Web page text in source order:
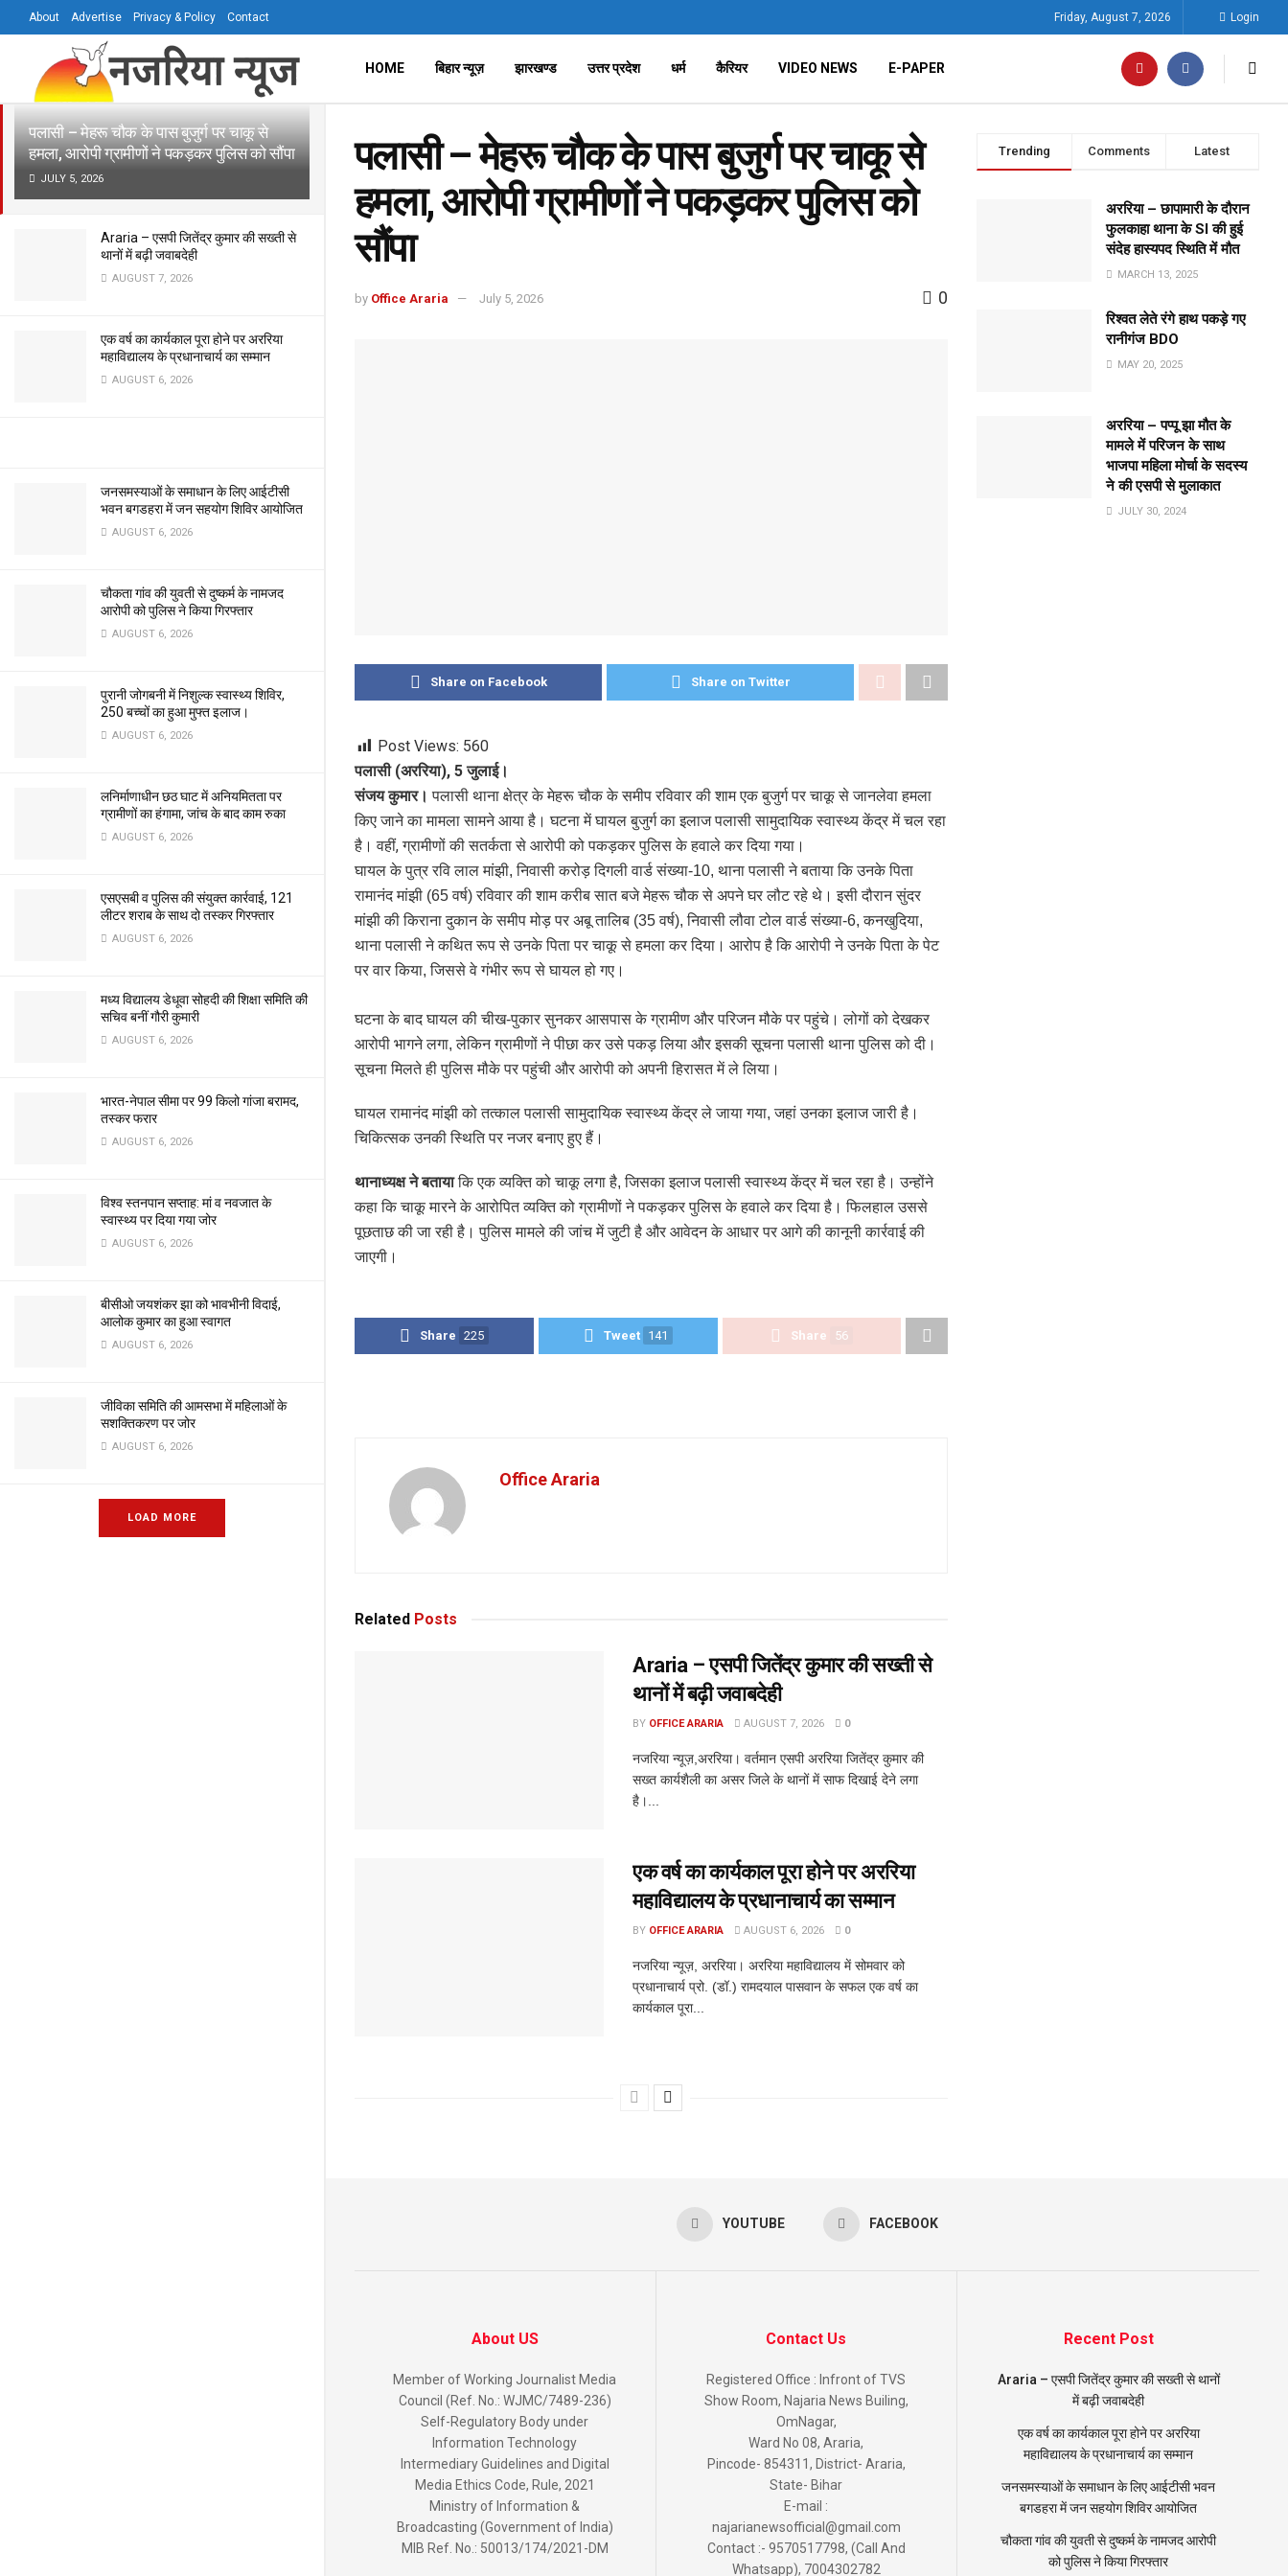
LATEST TRENDING Filter
पलासी – मेहरू चौक के पास बुजुर्ग पर चाकू से
हमला, आरोपी ग्रामीणों ने पकड़कर पुलिस को सौंपा
JULY 5, 2026
Araria – एसपी जितेंद्र कुमार की सख्ती से
थानों में बढ़ी जवाबदेही
AUGUST 7, 2026
एक वर्ष का कार्यकाल पूरा होने पर अररिया
महाविद्यालय के प्रधानाचार्य का सम्मान
AUGUST 6, 2026
जनसमस्याओं के समाधान के लिए आईटीसी
भवन बगडहरा में जन सहयोग शिविर आयोजित
AUGUST 6, 2026
चौकता गांव की युवती से दुष्कर्म के नामजद
आरोपी को पुलिस ने किया गिरफ्तार
AUGUST 6, 2026
पुरानी जोगबनी में निशुल्क स्वास्थ्य शिविर,
250 बच्चों का हुआ मुफ्त इलाज।
AUGUST 6, 2026
लनिर्माणाधीन छठ घाट में अनियमितता पर
ग्रामीणों का हंगामा, जांच के बाद काम रुका
AUGUST 6, 2026
एसएसबी व पुलिस की संयुक्त कार्रवाई, 121
लीटर शराब के साथ दो तस्कर गिरफ्तार
AUGUST 6, 2026
मध्य विद्यालय डेधूवा सोहदी की शिक्षा समिति की
सचिव बनीं गौरी कुमारी
AUGUST 6, 2026
भारत-नेपाल सीमा पर 99 किलो गांजा बरामद,
तस्कर फरार
AUGUST 6, 2026
विश्व स्तनपान सप्ताह: मां व नवजात के
स्वास्थ्य पर दिया गया जोर
AUGUST 6, 2026
बीसीओ जयशंकर झा को भावभीनी विदाई,
आलोक कुमार का हुआ स्वागत
AUGUST 6, 2026
जीविका समिति की आमसभा में महिलाओं के
सशक्तिकरण पर जोर
AUGUST 6, 2026
LOAD MORE
About Advertise Privacy & Policy Contact Friday, August 7, 2026 Login
HOME बिहार न्यूज़ झारखण्ड उत्तर प्रदेश धर्म कैरियर VIDEO NEWS E-PAPER
पलासी – मेहरू चौक के पास बुजुर्ग पर चाकू से
हमला, आरोपी ग्रामीणों ने पकड़कर पुलिस को
सौंपा
by Office Araria July 5, 2026 0
Share on Facebook Share on Twitter
Post Views: 560
पलासी (अररिया), 5 जुलाई।
संजय कुमार। पलासी थाना क्षेत्र के मेहरू चौक के समीप रविवार की शाम एक बुजुर्ग पर चाकू से जानलेवा हमला
किए जाने का मामला सामने आया है। घटना में घायल बुजुर्ग का इलाज पलासी सामुदायिक स्वास्थ्य केंद्र में चल रहा
है। वहीं, ग्रामीणों की सतर्कता से आरोपी को पकड़कर पुलिस के हवाले कर दिया गया।
घायल के पुत्र रवि लाल मांझी, निवासी करोड़ दिगली वार्ड संख्या-10, थाना पलासी ने बताया कि उनके पिता
रामानंद मांझी (65 वर्ष) रविवार की शाम करीब सात बजे मेहरू चौक से अपने घर लौट रहे थे। इसी दौरान सुंदर
मांझी की किराना दुकान के समीप मोड़ पर अबू तालिब (35 वर्ष), निवासी लौवा टोल वार्ड संख्या-6, कनखुदिया,
थाना पलासी ने कथित रूप से उनके पिता पर चाकू से हमला कर दिया। आरोप है कि आरोपी ने उनके पिता के पेट
पर वार किया, जिससे वे गंभीर रूप से घायल हो गए।
घटना के बाद घायल की चीख-पुकार सुनकर आसपास के ग्रामीण और परिजन मौके पर पहुंचे। लोगों को देखकर
आरोपी भागने लगा, लेकिन ग्रामीणों ने पीछा कर उसे पकड़ लिया और इसकी सूचना पलासी थाना पुलिस को दी।
सूचना मिलते ही पुलिस मौके पर पहुंची और आरोपी को अपनी हिरासत में ले लिया।
घायल रामानंद मांझी को तत्काल पलासी सामुदायिक स्वास्थ्य केंद्र ले जाया गया, जहां उनका इलाज जारी है।
चिकित्सक उनकी स्थिति पर नजर बनाए हुए हैं।
थानाध्यक्ष ने बतायाकि एक व्यक्ति को चाकू लगा है, जिसका इलाज पलासी स्वास्थ्य केंद्र में चल रहा है। उन्होंने
कहा कि चाकू मारने के आरोपित व्यक्ति को ग्रामीणों ने पकड़कर पुलिस के हवाले कर दिया है। फिलहाल उससे
पूछताछ की जा रही है। पुलिस मामले की जांच में जुटी है और आवेदन के आधार पर आगे की कानूनी कार्रवाई की
जाएगी।
Share 225 Tweet 141 Share 56
Office Araria
Related Posts
Araria – एसपी जितेंद्र कुमार की सख्ती से
थानों में बढ़ी जवाबदेही
BY OFFICE ARARIA AUGUST 7, 2026 0
नजरिया न्यूज़,अररिया। वर्तमान एसपी अररिया जितेंद्र कुमार की
सख्त कार्यशैली का असर जिले के थानों में साफ दिखाई देने लगा
है।...
एक वर्ष का कार्यकाल पूरा होने पर अररिया
महाविद्यालय के प्रधानाचार्य का सम्मान
BY OFFICE ARARIA AUGUST 6, 2026 0
नजरिया न्यूज़, अररिया। अररिया महाविद्यालय में सोमवार को
प्रधानाचार्य प्रो. (डॉ.) रामदयाल पासवान के सफल एक वर्ष का
कार्यकाल पूरा...
Trending Comments Latest
अररिया – छापामारी के दौरान
फुलकाहा थाना के SI की हुई
संदेह हास्यपद स्थिति में मौत
MARCH 13, 2025
रिश्वत लेते रंगे हाथ पकड़े गए
रानीगंज BDO
MAY 20, 2025
अररिया – पप्पू झा मौत के
मामले में परिजन के साथ
भाजपा महिला मोर्चा के सदस्य
ने की एसपी से मुलाकात
JULY 30, 2024
YOUTUBE FACEBOOK
About US
Member of Working Journalist Media
Council (Ref. No.: WJMC/7489-236)
Self-Regulatory Body under
Information Technology
Intermediary Guidelines and Digital
Media Ethics Code, Rule, 2021
Ministry of Information &
Broadcasting (Government of India)
MIB Ref. No.: 50013/174/2021-DM
Contact Us
Registered Office : Infront of TVS
Show Room, Najaria News Builing,
OmNagar,
Ward No 08, Araria,
Pincode- 854311, District- Araria,
State- Bihar
E-mail :
najarianewsofficial@gmail.com
Contact :- 9570517798, (Call And
Whatsapp), 7004302782
Recent Post
Araria – एसपी जितेंद्र कुमार की सख्ती से थानों
में बढ़ी जवाबदेही
एक वर्ष का कार्यकाल पूरा होने पर अररिया
महाविद्यालय के प्रधानाचार्य का सम्मान
जनसमस्याओं के समाधान के लिए आईटीसी भवन
बगडहरा में जन सहयोग शिविर आयोजित
चौकता गांव की युवती से दुष्कर्म के नामजद आरोपी
को पुलिस ने किया गिरफ्तार